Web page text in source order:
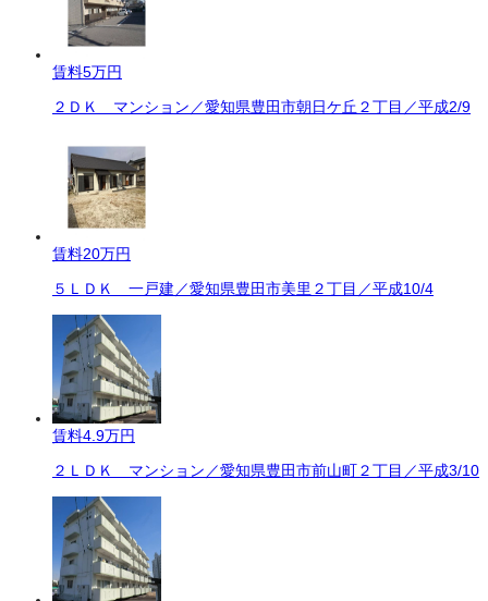
賃料5万円
２ＤＫ マンション／愛知県豊田市朝日ケ丘２丁目／平成2/9
賃料20万円
５ＬＤＫ 一戸建／愛知県豊田市美里２丁目／平成10/4
賃料4.9万円
２ＬＤＫ マンション／愛知県豊田市前山町２丁目／平成3/10